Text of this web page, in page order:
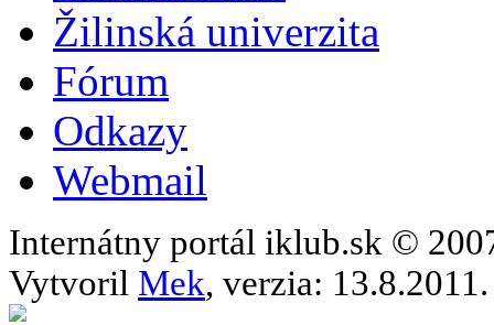
Žilinská univerzita
Fórum
Odkazy
Webmail
Internátny portál iklub.sk ©
Vytvoril Mek, verzia: 13.8.2011.